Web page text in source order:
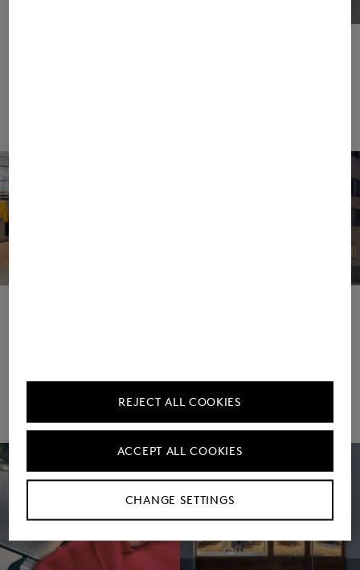
64
CHANGE SETTINGS
REJECT ALL COOKIES
ACCEPT ALL COOKIES